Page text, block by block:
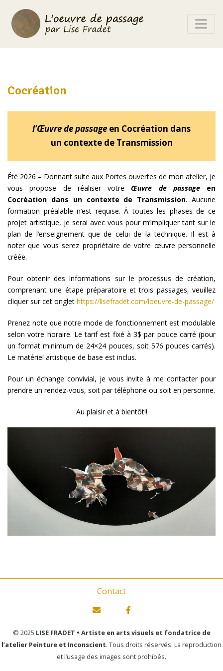
Cocréation
l’Œuvre de passage en Cocréation dans
un contexte de Transmission
Été 2026 – Donnant suite aux Portes ouvertes de mon atelier, je
vous propose de réaliser votreŒuvre de passageen
Cocréation dans un contexte de Transmission. Aucune
formation préalable n’est requise. À toutes les phases de ce
projet artistique, je serai avec vous pour m’impliquer tant sur le
plan de l’enseignement que de celui de la technique. Il est à
noter que vous serez propriétaire de votre œuvre personnelle
créée.
Pour obtenir des informations sur le processus de création,
comprenant une étape préparatoire et trois passages, veuillez
cliquer sur cet onglet https://lisefradet.com/loeuvre-de-passage/
Prenez note que notre mode de fonctionnement est modulable
selon votre horaire. Le tarif est fixé à 3$ par pouce carré (pour
un format minimum de 24×24 pouces, soit 576 pouces carrés).
Le matériel artistique de base est inclus.
Pour un échange convivial, je vous invite à me contacter pour
prendre un rendez-vous, soit par téléphone ou soit en personne.
Au plaisir et à bientôt!!
Contact
© 2025 LISE FRADET • Artiste en arts visuels et fondatrice de
l’atelier Peinture et Inconscient. Tous droits réservés. La reproduction
et l’usage des images sont prohibés.